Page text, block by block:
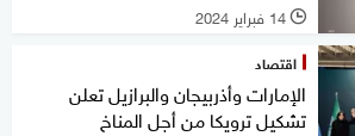
l 14 فبراير 2024
اقتصاد
الإمارات وأذربيجان والبرازيل تعلن
تشكيل ترويكا من أجل المناخ